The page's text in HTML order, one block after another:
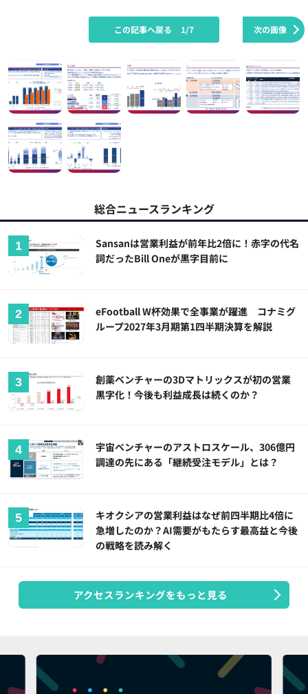
次の画像
この記事へ戻る 1/7
総合ニュースランキング
Sansanは営業利益が前年比2倍に！赤字の代名
詞だったBill Oneが黒字目前に
eFootball W杯効果で全事業が躍進 コナミグ
ループ2027年3月期第1四半期決算を解説
創薬ベンチャーの3Dマトリックスが初の営業
黒字化！今後も利益成長は続くのか？
宇宙ベンチャーのアストロスケール、306億円
調達の先にある「継続受注モデル」とは？
キオクシアの営業利益はなぜ前四半期比4倍に
急増したのか？AI需要がもたらす最高益と今後
の戦略を読み解く
アクセスランキングをもっと見る